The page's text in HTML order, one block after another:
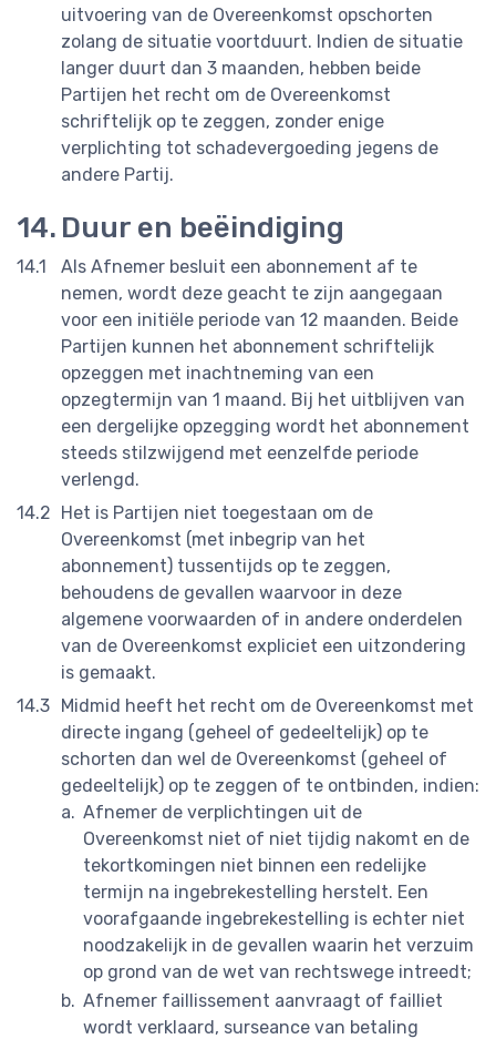
uitvoering van de Overeenkomst opschorten
zolang de situatie voortduurt. Indien de situatie
langer duurt dan 3 maanden, hebben beide
Partijen het recht om de Overeenkomst
schriftelijk op te zeggen, zonder enige
verplichting tot schadevergoeding jegens de
andere Partij.
Duur en beëindiging
Als Afnemer besluit een abonnement af te
nemen, wordt deze geacht te zijn aangegaan
voor een initiële periode van 12 maanden. Beide
Partijen kunnen het abonnement schriftelijk
opzeggen met inachtneming van een
opzegtermijn van 1 maand. Bij het uitblijven van
een dergelijke opzegging wordt het abonnement
steeds stilzwijgend met eenzelfde periode
verlengd.
Het is Partijen niet toegestaan om de
Overeenkomst (met inbegrip van het
abonnement) tussentijds op te zeggen,
behoudens de gevallen waarvoor in deze
algemene voorwaarden of in andere onderdelen
van de Overeenkomst expliciet een uitzondering
is gemaakt.
Midmid heeft het recht om de Overeenkomst met
directe ingang (geheel of gedeeltelijk) op te
schorten dan wel de Overeenkomst (geheel of
gedeeltelijk) op te zeggen of te ontbinden, indien:
Afnemer de verplichtingen uit de
Overeenkomst niet of niet tijdig nakomt en de
tekortkomingen niet binnen een redelijke
termijn na ingebrekestelling herstelt. Een
voorafgaande ingebrekestelling is echter niet
noodzakelijk in de gevallen waarin het verzuim
op grond van de wet van rechtswege intreedt;
Afnemer faillissement aanvraagt of failliet
wordt verklaard, surseance van betaling